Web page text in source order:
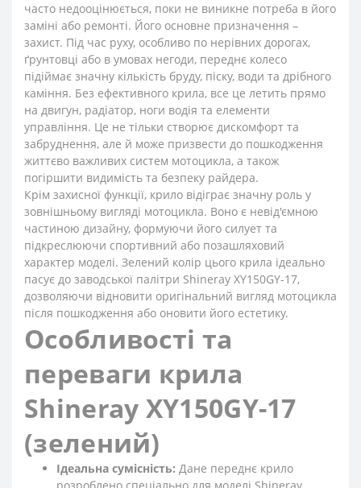
часто недооцінюється, поки не виникне потреба в його
заміні або ремонті. Його основне призначення –
захист. Під час руху, особливо по нерівних дорогах,
ґрунтовці або в умовах негоди, переднє колесо
підіймає значну кількість бруду, піску, води та дрібного
каміння. Без ефективного крила, все це летить прямо
на двигун, радіатор, ноги водія та елементи
управління. Це не тільки створює дискомфорт та
забруднення, але й може призвести до пошкодження
життєво важливих систем мотоцикла, а також
погіршити видимість та безпеку райдера.
Крім захисної функції, крило відіграє значну роль у
зовнішньому вигляді мотоцикла. Воно є невід'ємною
частиною дизайну, формуючи його силует та
підкреслюючи спортивний або позашляховий
характер моделі. Зелений колір цього крила ідеально
пасує до заводської палітри Shineray XY150GY-17,
дозволяючи відновити оригінальний вигляд мотоцикла
після пошкодження або оновити його естетику.
Особливості та
переваги крила
Shineray XY150GY-17
(зелений)
Ідеальна сумісність: Дане переднє крило